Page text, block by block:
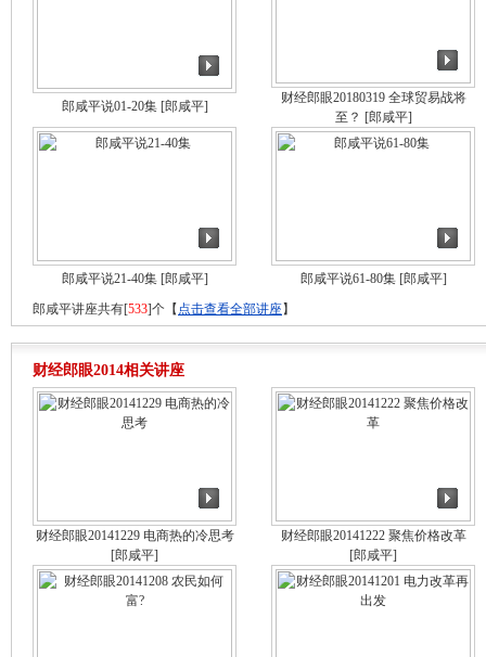
郎咸平说01-20集[郎咸平]
财经郎眼20180319 全球贸易战将
至？ [郎咸平]
郎咸平说21-40集[郎咸平] 郎咸平说61-80集[郎咸平]
郎咸平讲座共有[533]个【 点击查看全部讲座】
财经郎眼2014相关讲座
财经郎眼20141229 电商热的冷思考
[郎咸平]
财经郎眼20141222 聚焦价格改革
[郎咸平]